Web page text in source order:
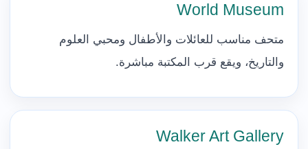
World Museum
متحف مناسب للعائلات والأطفال ومحبي العلوم
والتاريخ، ويقع قرب المكتبة مباشرة.
Walker Art Gallery